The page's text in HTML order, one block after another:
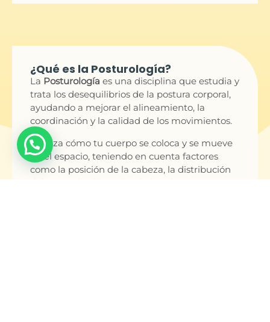
¿Qué es la Posturología?
La Posturología es una disciplina que estudia y
trata los desequilibrios de la postura corporal,
ayudando a mejorar el alineamiento, la
coordinación y la calidad de los movimientos.
Analiza cómo tu cuerpo se coloca y se mueve
en el espacio, teniendo en cuenta factores
como la posición de la cabeza, la distribución
del peso o la alineación de la columna.